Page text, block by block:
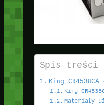
Spis treści
King
King
Materiały